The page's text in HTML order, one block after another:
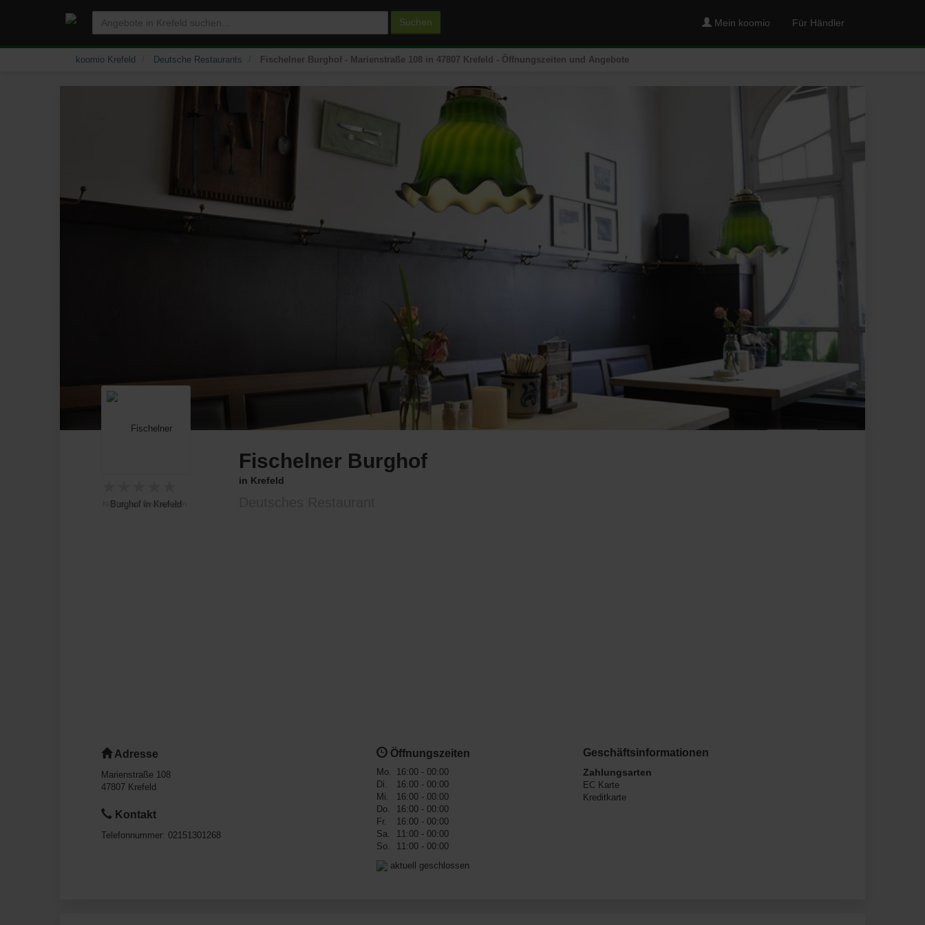
Suchen Mein koomio Für Händler
koomio Krefeld Deutsche Restaurants Fischelner Burghof - Marienstraße 108 in 47807 Krefeld - Öffnungszeiten und Angebote
Noch keine Bewertungen
Fischelner Burghof
in Krefeld
Adresse
Marienstraße 108
47807 Krefeld
Kontakt
Telefonnummer: 02151301268
Öffnungszeiten
Mo.
16:00 - 00:00
Di.
16:00 - 00:00
Mi.
16:00 - 00:00
Do.
16:00 - 00:00
Fr.
16:00 - 00:00
Sa.
11:00 - 00:00
So.
11:00 - 00:00
aktuell geschlossen
Geschäftsinformationen
Zahlungsarten
EC Karte
Kreditkarte